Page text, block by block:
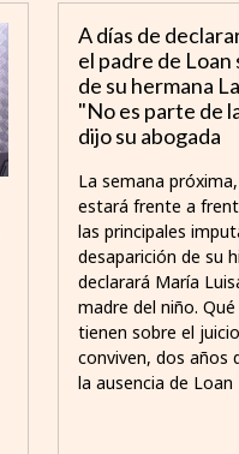
A días de
el padre de Loan
de su hermana
"No es parte de
dijo su abogada
La semana
estará frente a
las principales
desaparición de su
declarará María
madre del niño.
tienen sobre el
conviven, dos años
la ausencia de Loan